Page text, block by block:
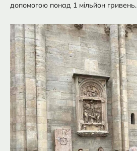
допомогою понад 1 мільйон гривень.